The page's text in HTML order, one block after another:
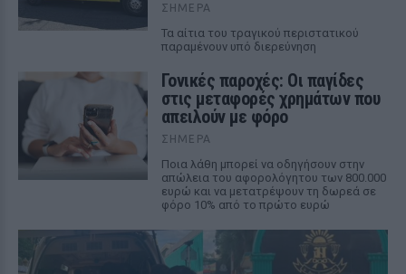
ΣΉΜΕΡΑ
Τα αίτια του τραγικού περιστατικού
παραμένουν υπό διερεύνηση
Γονικές παροχές: Οι παγίδες
στις μεταφορές χρημάτων που
απειλούν με φόρο
ΣΉΜΕΡΑ
Ποια λάθη μπορεί να οδηγήσουν στην
απώλεια του αφορολόγητου των 800.000
ευρώ και να μετατρέψουν τη δωρεά σε
φόρο 10% από το πρώτο ευρώ